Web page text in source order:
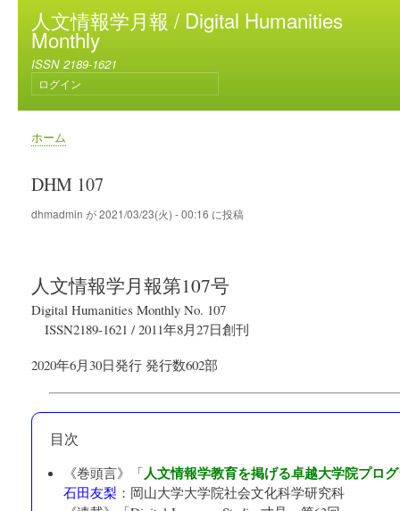
メ
イ
コ
テ
動
人文情報学月報 / Digital Humanities
Monthly
ISSN 2189-1621
ユ
ー
ザ
ー
カ
ン
ュ
ー
ログイン
パ
く
ず
ホーム
DHM 107
dhmadmin が2021/03/23(火) - 00:16 に投稿
人文情報学月報第107号
Digital Humanities Monthly No. 107
ISSN2189-1621 /2011年8月27日創刊
2020年6月30日発行 発行数602部
目次
《巻頭言》「人文情報学教育を掲げる卓越大学院プロ
石田友梨 ： 岡山大学大学院社会文化科学研究科